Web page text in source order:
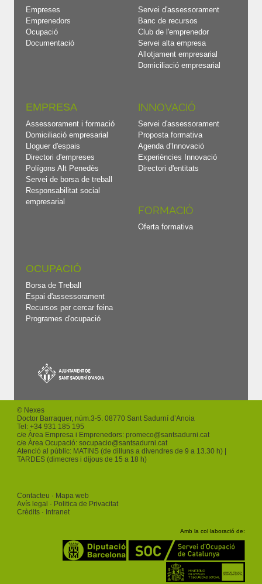
Empreses
Emprenedors
Ocupació
Documentació
Servei d'assessorament
Banc de recursos
Club de l'emprenedor
Servei alta empresa
Allotjament empresarial
Domiciliació empresarial
EMPRESA
Assessorament i formació
Domiciliació empresarial
Lloguer d'espais
Directori d'empreses
Polígons Alt Penedès
Servei de borsa de treball
Responsabilitat social
empresarial
INNOVACIÓ
Servei d'assessorament
Proposta formativa
Agenda d'Innovació
Experiències Innovació
Directori d'entitats
FORMACIÓ
Oferta formativa
OCUPACIÓ
Borsa de Treball
Espai d'assessorament
Recursos per cercar feina
Programes d'ocupació
© Nexes
Doctor Barraquer, núm.3-5. 08770 Sant Sadurní d’Anoia
Tel: +34 931 185 195
c/e Àrea Empresa i Emprenedors: promeco@santsadurni.cat
c/e Àrea Ocupació: socupacio@santsadurni.cat
Atenció al públic: MATINS (de dilluns a divendres de 9 a 13.30 h) |
TARDES (dimecres i dijous de 15 a 18 h)
Contacteu
Mapa web
Avís legal
Politica de Privacitat
Crèdits
Intranet
Amb la col·laboració de: